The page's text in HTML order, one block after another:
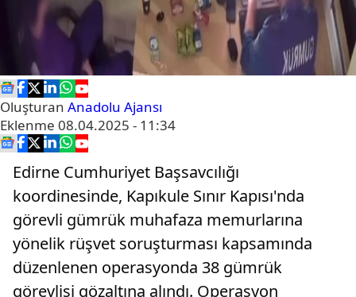
Oluşturan Anadolu Ajansı
Eklenme 08.04.2025 - 11:34
Edirne Cumhuriyet Başsavcılığı
koordinesinde, Kapıkule Sınır Kapısı'nda
görevli gümrük muhafaza memurlarına
yönelik rüşvet soruşturması kapsamında
düzenlenen operasyonda 38 gümrük
görevlisi gözaltına alındı. Operasyon